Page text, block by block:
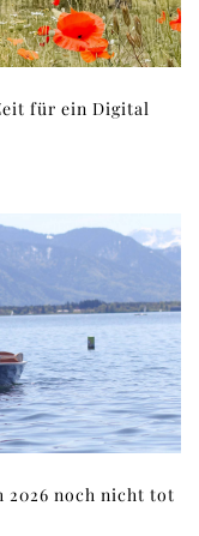
für ein Digital
2026 noch nicht tot